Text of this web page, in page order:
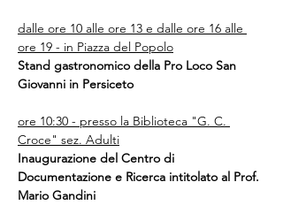
dalle ore 10 alle ore 13 e dalle ore 16 alle
ore 19 - in Piazza del Popolo
Stand gastronomico della Pro Loco San
Giovanni in Persiceto
ore 10:30 - presso la Biblioteca "G. C.
Croce" sez. Adulti
Inaugurazione del Centro di
Documentazione e Ricerca intitolato al Prof.
Mario Gandini